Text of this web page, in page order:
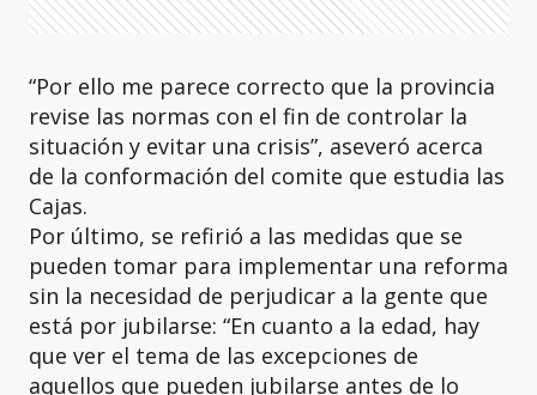
“Por ello me parece correcto que la provincia
revise las normas con el fin de controlar la
situación y evitar una crisis”, aseveró acerca
de la conformación del comite que estudia las
Cajas.
Por último, se refirió a las medidas que se
pueden tomar para implementar una reforma
sin la necesidad de perjudicar a la gente que
está por jubilarse: “En cuanto a la edad, hay
que ver el tema de las excepciones de
aquellos que pueden jubilarse antes de lo